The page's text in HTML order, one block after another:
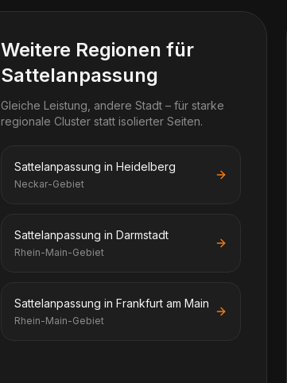
Weitere Regionen für
Sattelanpassung
Gleiche Leistung, andere Stadt – für starke
regionale Cluster statt isolierter Seiten.
Sattelanpassung in Heidelberg
Neckar-Gebiet
Sattelanpassung in Darmstadt
Rhein-Main-Gebiet
Sattelanpassung in Frankfurt am Main
Rhein-Main-Gebiet